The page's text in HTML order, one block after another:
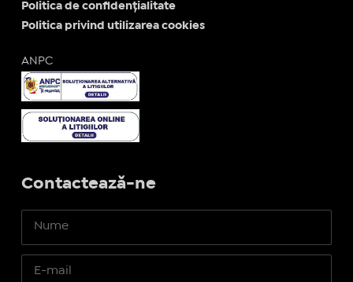
Politica de confidențialitate
Politica privind utilizarea cookies
ANPC
Contactează-ne